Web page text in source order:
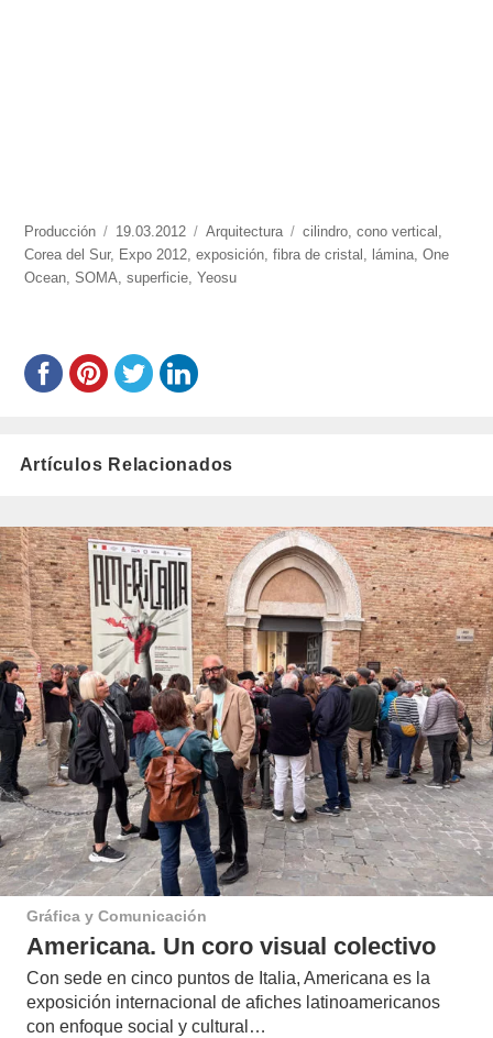
https://www.experimenta.es/author/produccion/
Producción
Publicado
el
19.03.2012 Categorías
Arquitectura Etiquetas
cilindro ,cono vertical
Corea del Sur, Expo 2012 ,exposición ,fibra de cristal lámina ,One
Ocean ,SOMA ,superficie ,Yeosu
Artículos Relacionados
Gráfica y Comunicación
Americana. Un coro visual colectivo
Con sede en cinco puntos de Italia, Americana es la
exposición internacional de afiches latinoamericanos
con enfoque social y cultural…